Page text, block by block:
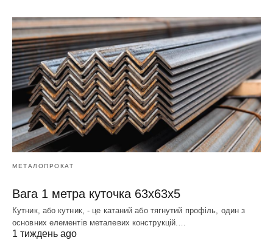
МЕТАЛОПРОКАТ
Вага 1 метра куточка 63х63х5
Кутник, або кутник, - це катаний або тягнутий профіль, один з
основних елементів металевих конструкцій.…
1 тиждень ago